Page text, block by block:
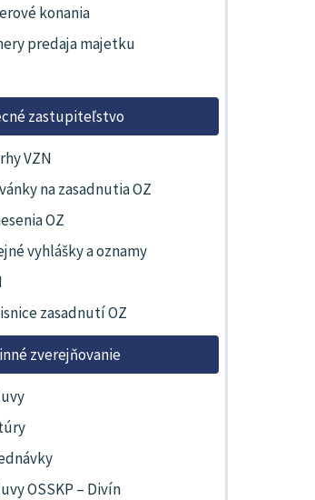
konania
predaja majetku
zastupiteľstvo
VZN
na zasadnutia OZ
OZ
vyhlášky a oznamy
zasadnutí OZ
zverejňovanie
OSSKP – Divín